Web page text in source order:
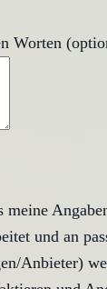
Worten
und an
Anbieter)